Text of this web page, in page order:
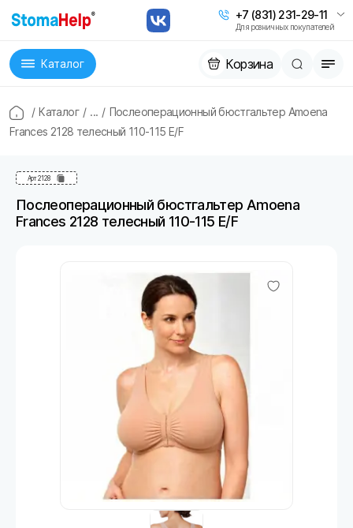
+7 (831) 231-29-11
Для розничных покупателей
Каталог Корзина
/ Каталог / ... / Послеоперационный бюстгальтер Amoena
Frances 2128 телесный 110-115 E/F
Арт2128
Послеоперационный бюстгальтер Amoena
Frances 2128 телесный 110-115 E/F